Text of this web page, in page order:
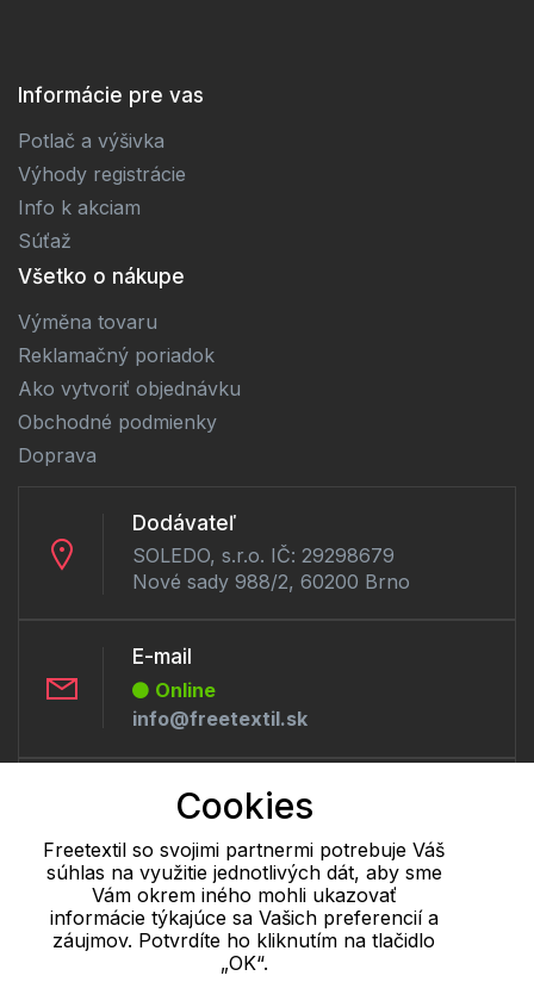
Informácie pre vas
Potlač a výšivka
Výhody registrácie
Info k akciam
Súťaž
Všetko o nákupe
Výměna tovaru
Reklamačný poriadok
Ako vytvoriť objednávku
Obchodné podmienky
Doprava
Dodávateľ
SOLEDO, s.r.o. IČ: 29298679
Nové sady 988/2, 60200 Brno
E-mail
Online
info@freetextil.sk
Telefón:
+421 277 270 056
Cookie - podrobné nastavenie| Ďalšie informácie|Spracovanie
osobných údajov
Cookies
Freetextil so svojimi partnermi potrebuje Váš
súhlas na využitie jednotlivých dát, aby sme
Vám okrem iného mohli ukazovať
informácie týkajúce sa Vašich preferencií a
záujmov. Potvrdíte ho kliknutím na tlačidlo
„OK“.